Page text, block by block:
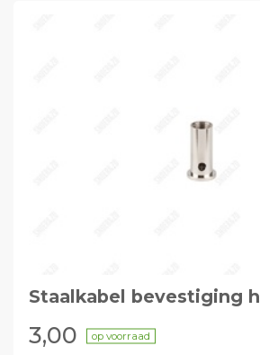
Staalkabel bevestiging
3,00 op voorraad